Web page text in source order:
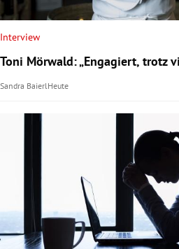
Interview
Toni Mörwald: „Engagiert, trotz
Sandra BaierlHeute